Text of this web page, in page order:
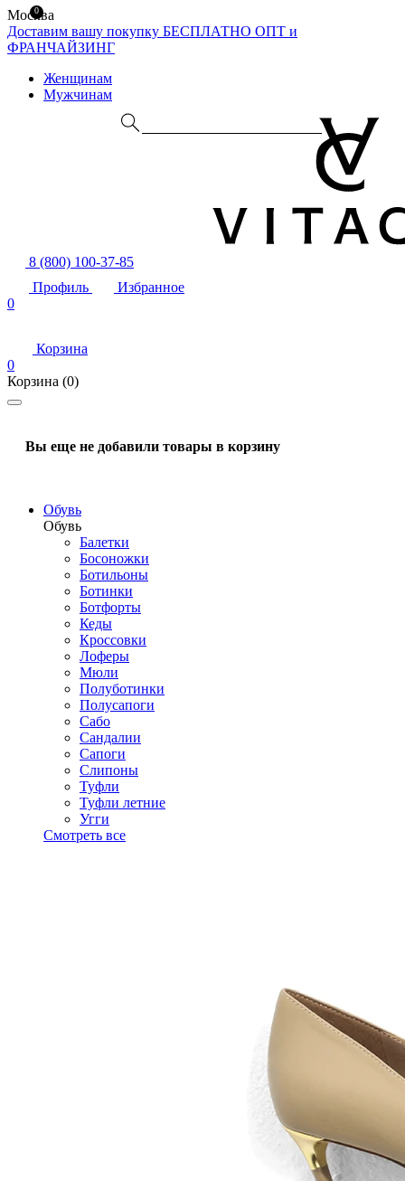
Москва
Доставим вашу покупку БЕСПЛАТНО ОПТ и
ФРАНЧАЙЗИНГ
Женщинам
Мужчинам
8 (800) 100-37-85
Профиль
Избранное
0
Корзина
0
Корзина (0)
Вы еще не добавили товары в корзину
Обувь
Обувь
Балетки
Босоножки
Ботильоны
Ботинки
Ботфорты
Кеды
Кроссовки
Лоферы
Мюли
Полуботинки
Полусапоги
Сабо
Сандалии
Сапоги
Слипоны
Туфли
Туфли летние
Угги
Смотреть все
0